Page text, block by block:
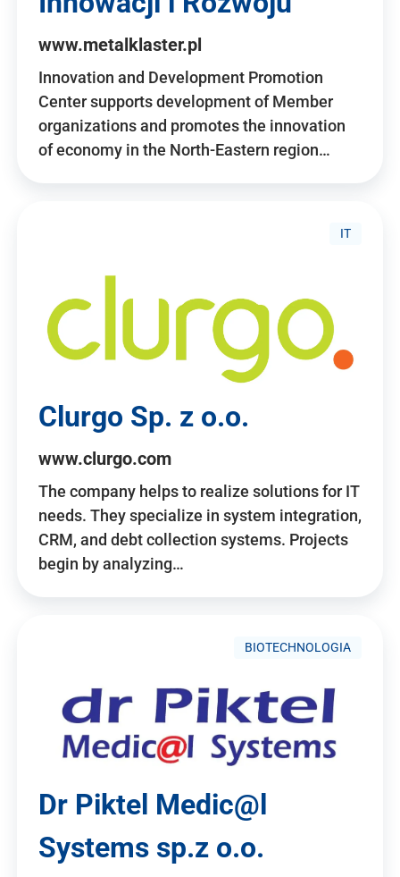
www.metalklaster.pl
Innovation and Development Promotion
Center supports development of Member
organizations and promotes the innovation
of economy in the North-Eastern region…
IT
Clurgo Sp. z o.o.
www.clurgo.com
The company helps to realize solutions for IT
needs. They specialize in system integration,
CRM, and debt collection systems. Projects
begin by analyzing…
BIOTECHNOLOGIA
Dr Piktel Medic@l
Systems sp.z o.o.